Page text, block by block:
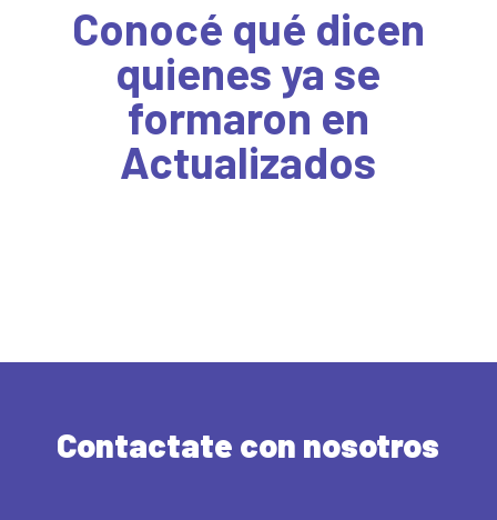
Conocé qué dicen
quienes ya se
formaron en
Actualizados
Contactate con nosotros